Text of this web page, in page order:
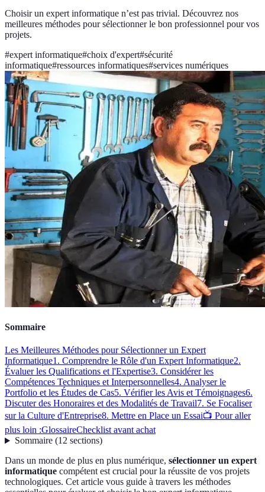
Choisir un expert informatique n’est pas trivial. Découvrez nos
meilleures méthodes pour sélectionner le bon professionnel pour vos
projets.
#expert informatique#choix d'expert#sécurité
informatique#ressources informatiques#services numériques
Sommaire
Les Meilleures Méthodes pour Sélectionner un Expert
Informatique1. Comprendre le Rôle d'un Expert Informatique2.
Évaluer les Qualifications et l'Expertise3. Considérer les
Compétences Techniques et Interpersonnelles4. Analyser le
Portfolio et les Études de Cas5. Vérifier les Avis et Témoignages6.
Discuter des Honoraires et des Modalités de Travail7. Se Focaliser
sur la Culture d'Entreprise8. Mettre en Place un Essai📺 Pour aller
plus loin :GlossaireChecklist avant achat
Sommaire(12 sections)
Dans un monde de plus en plus numérique, sélectionner un expert
informatique compétent est crucial pour la réussite de vos projets
technologiques. Cet article vous guide à travers les méthodes